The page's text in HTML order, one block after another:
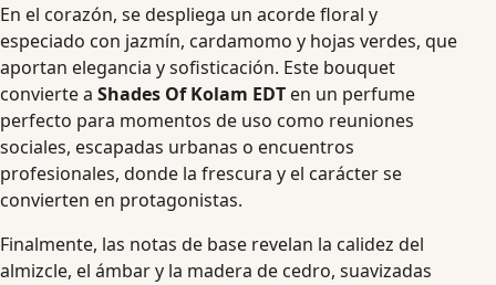
En el corazón, se despliega un acorde floral y
especiado con jazmín, cardamomo y hojas verdes, que
aportan elegancia y sofisticación. Este bouquet
convierte a Shades Of Kolam EDT en un perfume
perfecto para momentos de uso como reuniones
sociales, escapadas urbanas o encuentros
profesionales, donde la frescura y el carácter se
convierten en protagonistas.
Finalmente, las notas de base revelan la calidez del
almizcle, el ámbar y la madera de cedro, suavizadas